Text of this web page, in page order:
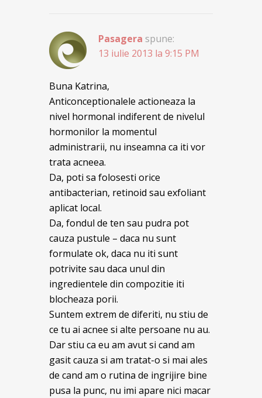
Pasagera spune:
13 iulie 2013 la 9:15 PM
Buna Katrina,
Anticonceptionalele actioneaza la
nivel hormonal indiferent de nivelul
hormonilor la momentul
administrarii, nu inseamna ca iti vor
trata acneea.
Da, poti sa folosesti orice
antibacterian, retinoid sau exfoliant
aplicat local.
Da, fondul de ten sau pudra pot
cauza pustule – daca nu sunt
formulate ok, daca nu iti sunt
potrivite sau daca unul din
ingredientele din compozitie iti
blocheaza porii.
Suntem extrem de diferiti, nu stiu de
ce tu ai acnee si alte persoane nu au.
Dar stiu ca eu am avut si cand am
gasit cauza si am tratat-o si mai ales
de cand am o rutina de ingrijire bine
pusa la punc, nu imi apare nici macar